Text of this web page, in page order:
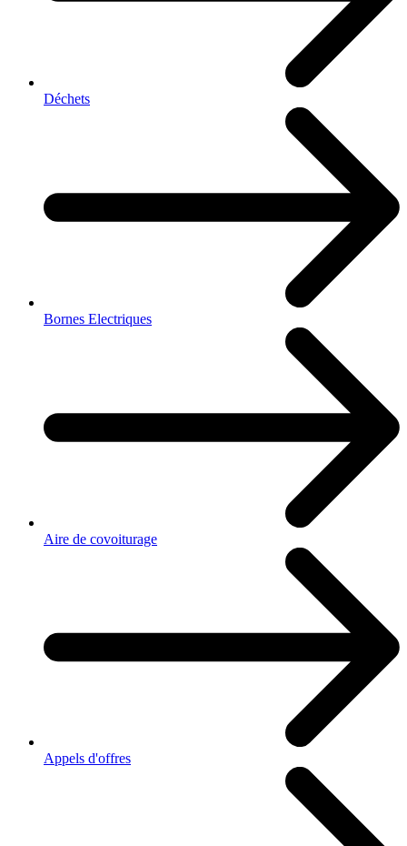
Déchets
Bornes Electriques
Aire de covoiturage
Appels d'offres